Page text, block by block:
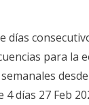
días
para la
días 27 Feb